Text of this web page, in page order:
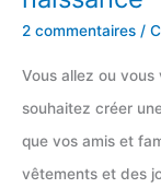
2 commentaires /
Vous allez ou vous
souhaitez créer
que vos amis et
vêtements et des